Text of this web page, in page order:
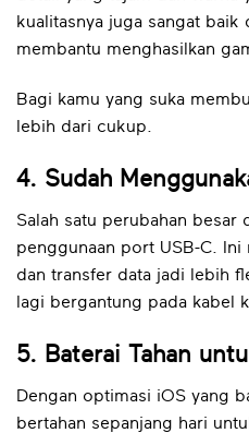
kualitasnya juga sangat baik
membantu menghasilkan
Bagi kamu yang suka
lebih dari cukup.
4. Sudah
Salah satu perubahan besar
penggunaan port USB-C.
dan transfer data jadi lebih
lagi bergantung pada kabel
5. Baterai Tahan
Dengan optimasi iOS yang
bertahan sepanjang hari